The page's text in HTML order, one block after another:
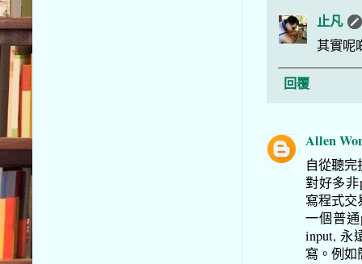
止凡
其實呢
回覆
Allen
自從聽
對好多
寫程式交
一個普
input, 永
寫。例如